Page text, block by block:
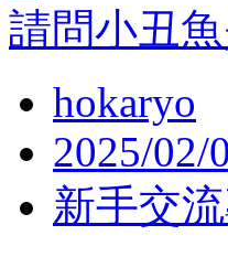
請問小丑
hokaryo
2025/02/
新手交